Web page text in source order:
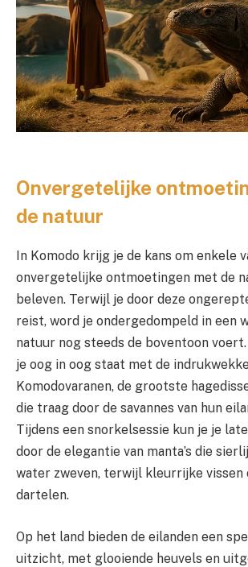
Onvergetelijke
de natuur
In Komodo krijg je de kans om enkele
onvergetelijke ontmoetingen met de
beleven. Terwijl je door deze
reist, word je ondergedompeld in een
natuur nog steeds de boventoon
je oog in oog staat met de
Komodovaranen, de grootste
die traag door de savannes van hun
Tijdens een snorkelsessie kun je je
door de elegantie van manta’s die
water zweven, terwijl kleurrijke vissen
dartelen.
Op het land bieden de eilanden een
uitzicht, met glooiende heuvels en